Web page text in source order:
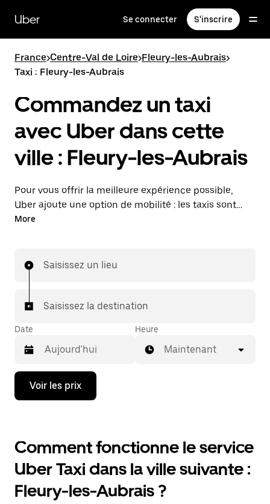
contenu
principal
Uber Se connecter S'inscrire
France>Centre-Val de Loire>Fleury-les-Aubrais>
Taxi : Fleury-les-Aubrais
Commandez un taxi
avec Uber dans cette
ville : Fleury-les-Aubrais
Pour vous offrir la meilleure expérience possible,
Uber ajoute une option de mobilité : les taxis sont
maintenant disponibles dans l'application. Uber Taxi :
More
Saisissez un lieu
Saisissez la destination
Date
Appuyez
la
bas
pour
ouvrir
le
calendrier
et
Heure
Maintenant
Voir les prix
Comment fonctionne le service
Uber Taxi dans la ville suivante :
Fleury-les-Aubrais ?